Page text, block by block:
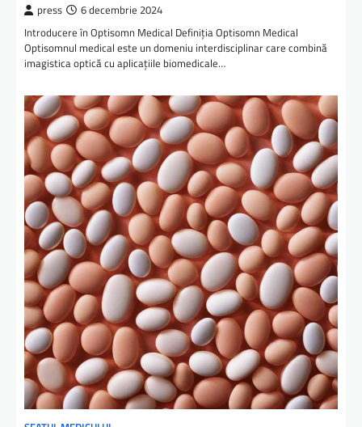
press 6 decembrie 2024
Introducere în Optisomn Medical Definiția Optisomn Medical
Optisomnul medical este un domeniu interdisciplinar care combină
imagistica optică cu aplicațiile biomedicale…